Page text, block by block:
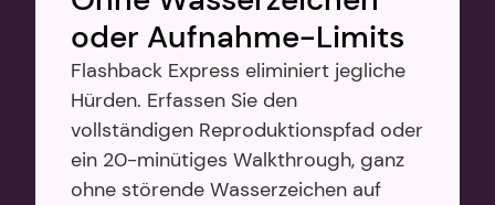
oder Aufnahme-Limits
Flashback Express eliminiert jegliche
Hürden. Erfassen Sie den
vollständigen Reproduktionspfad oder
ein 20-minütiges Walkthrough, ganz
ohne störende Wasserzeichen auf